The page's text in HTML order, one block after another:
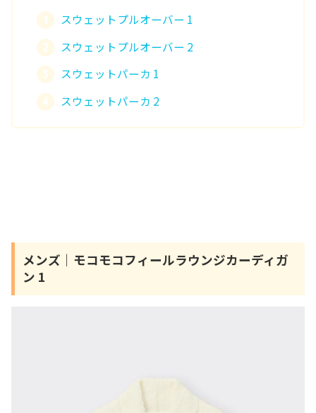
スウェットプルオーバー 1
スウェットプルオーバー 2
スウェットパーカ 1
スウェットパーカ 2
メンズ｜モコモコフィールラウンジカーディガ
ン 1